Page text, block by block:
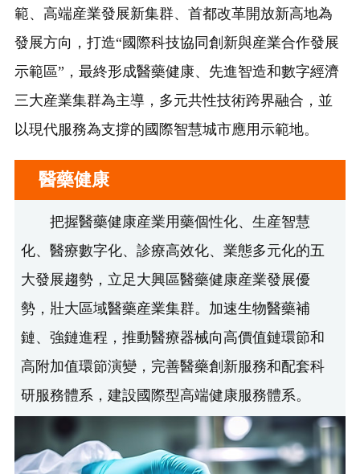
範、高端産業發展新集群、首都改革開放新高地為
發展方向，打造“國際科技協同創新與産業合作發展
示範區”，最終形成醫藥健康、先進智造和數字經濟
三大産業集群為主導，多元共性技術跨界融合，並
以現代服務為支撐的國際智慧城市應用示範地。
醫藥健康
把握醫藥健康産業用藥個性化、生産智慧
化、醫療數字化、診療高效化、業態多元化的五
大發展趨勢，立足大興區醫藥健康産業發展優
勢，壯大區域醫藥産業集群。加速生物醫藥補
鏈、強鏈進程，推動醫療器械向高價值鏈環節和
高附加值環節演變，完善醫藥創新服務和配套科
研服務體系，建設國際型高端健康服務體系。